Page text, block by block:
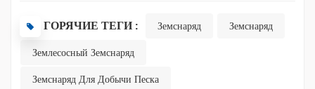
Обзор и принцип работы земснарядаЗемснаряд с фрезерным
захватом/пескоструйный земснаряд — это подводная
дноуглубительных работах в портах, на водных путях и при
ГОРЯЧИЕ ТЕГИ : Земснаряд Земснаряд
Землесосный Земснаряд
Земснаряд Для Добычи Песка